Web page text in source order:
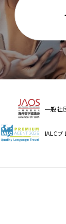
一般社
IALCプ